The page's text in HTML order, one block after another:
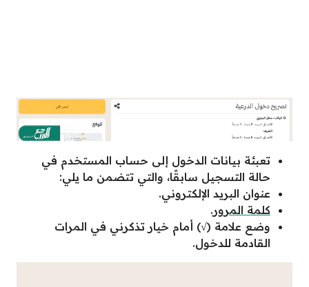
تعبئة بيانات الدخول إلى حساب المستخدم في
حالة التسجيل سابقًا، والتي تتضمن ما يلي:
عنوان البريد الإلكتروني.
كلمة المرور.
وضع علامة (√) أمام خيار تذكرني في المرات
القادمة للدخول.